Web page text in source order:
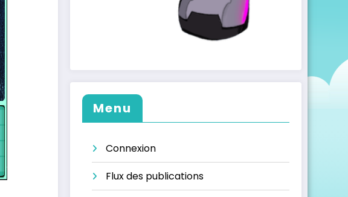
Menu
Connexion
Flux des publications